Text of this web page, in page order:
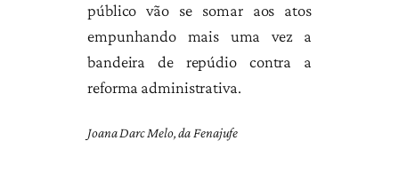
público vão se somar aos atos
empunhando mais uma vez a
bandeira de repúdio contra a
reforma administrativa.
Joana Darc Melo, da Fenajufe